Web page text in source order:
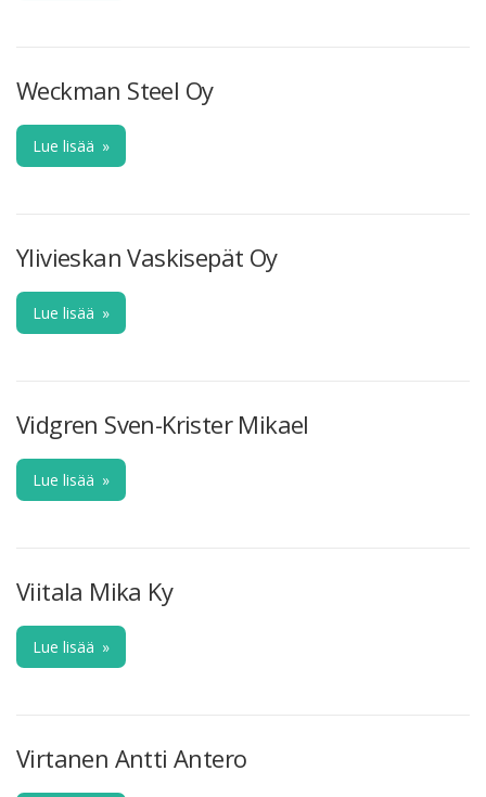
Weckman Steel Oy
Lue lisää »
Ylivieskan Vaskisepät Oy
Lue lisää »
Vidgren Sven-Krister Mikael
Lue lisää »
Viitala Mika Ky
Lue lisää »
Virtanen Antti Antero